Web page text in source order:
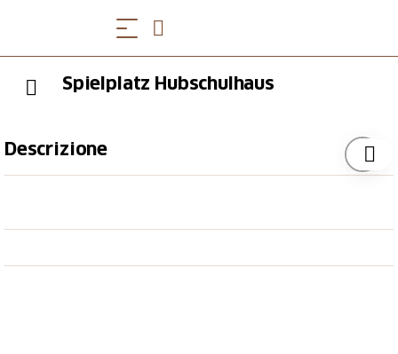
Spielplatz Hubschulhaus
Descrizione